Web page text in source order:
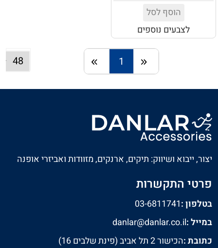
הוסף לסל
לצבעים נוספים
1
יצור, ייבוא ושיווק: תיקים, ארנקים, מזוודות ואביזרי אופנה
פרטי התקשרות
בטלפון :03-6811741
במייל :danlar@danlar.co.il
כתובת :הכישור 2 תל אביב (פינת שלבים 16)